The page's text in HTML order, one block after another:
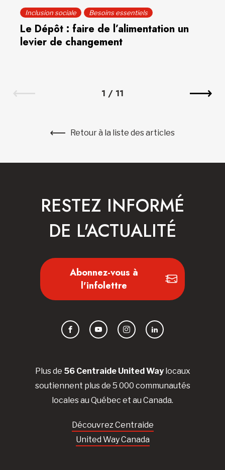
Inclusion sociale Besoins essentiels
Le Dépôt : faire de l’alimentation un
levier de changement
1 / 11
Retour à la liste des articles
Plus de 56 Centraide United Waylocaux
soutiennent plus de 5 000 communautés
locales au Québec et au Canada.
Découvrez Centraide
United Way Canada
RESTEZ INFORMÉ
DE L'ACTUALITÉ
Abonnez-vous à
l'infolettre
FacebookYouTubeInstagramLinkedIn